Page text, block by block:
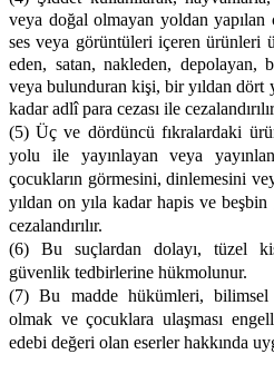
veya doğal olmayan yoldan yapılan
ses veya görüntüleri içeren ürünleri
eden, satan, nakleden, depolayan,
veya bulunduran kişi, bir yıldan dört
kadar adlî para cezası ile
(5) Üç ve dördüncü fıkralardaki
yolu ile yayınlayan veya
çocukların görmesini, dinlemesini
yıldan on yıla kadar hapis ve
cezalandırılır.
(6) Bu suçlardan dolayı, tüzel
güvenlik tedbirlerine hükmolunur.
(7) Bu madde hükümleri, bilimsel
olmak ve çocuklara ulaşması
edebi değeri olan eserler hakkında